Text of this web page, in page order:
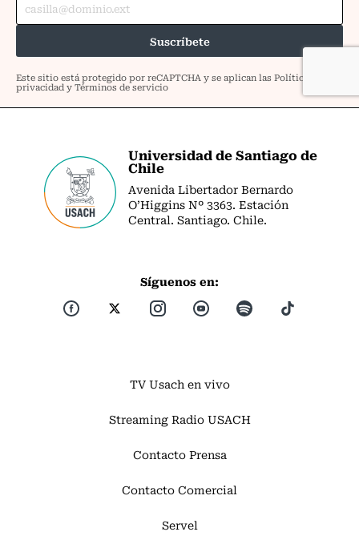
Universidad de Santiago de
Chile
Avenida Libertador Bernardo
O’Higgins Nº 3363. Estación
Central. Santiago. Chile.
Síguenos en:
TV Usach en vivo
Streaming Radio USACH
Contacto Prensa
Contacto Comercial
Servel